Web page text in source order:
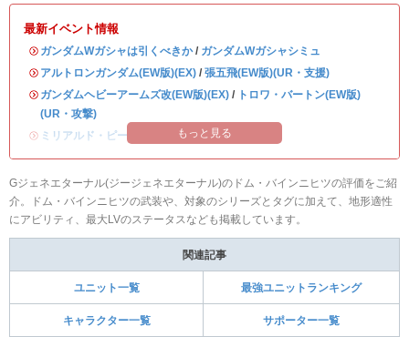
最新イベント情報
・ ガンダムWガシャは引くべきか/ ガンダムWガシャシミュ
・ アルトロンガンダム(EW版)(EX) / 張五飛(EW版)(UR・支援)
・ ガンダムヘビーアームズ改(EW版)(EX) / トロワ・バートン(EW版)
(UR・攻撃)
・ ミリアルド・ピースクラフト&リーブラ
もっと見る
Gジェネエターナル(ジージェネエターナル)のドム・バインニヒツの評価をご紹
介。ドム・バインニヒツの武装や、対象のシリーズとタグに加えて、地形適性
にアビリティ、最大LVのステータスなども掲載しています。
関連記事
ユニット一覧 最強ユニットランキング
キャラクター一覧 サポーター一覧